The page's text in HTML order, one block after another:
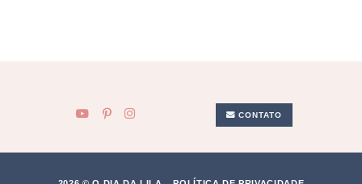
CONTATO